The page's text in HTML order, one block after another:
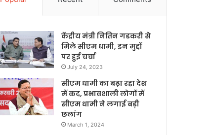
केंद्रीय मंत्री नितिन गडकरी से
मिले सीएम धामी, इन मुद्दों
पर हुई चर्चा
July 24, 2023
सीएम धामी का बढ़ा रहा देश
में कद, प्रभावशाली लोगों में
सीएम धामी ने लगाई बड़ी
छलांग
March 1, 2024